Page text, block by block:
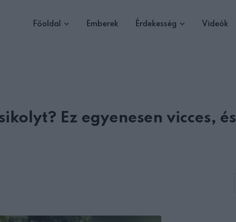
Főoldal Emberek Érdekesség Videók
Ez egyenesen vicces, és